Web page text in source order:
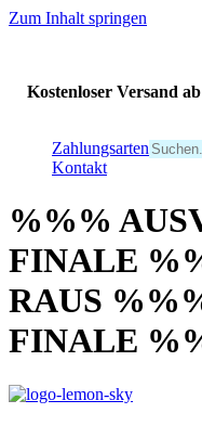
Zum Inhalt springen
Kostenloser Versand
Zahlungsarten
Kontakt
%%%
FINALE
RAUS
FINALE